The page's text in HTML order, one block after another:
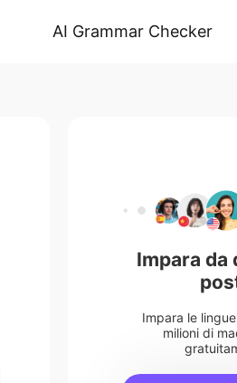
AI Grammar Checker
Impara da
Impara le
milioni di